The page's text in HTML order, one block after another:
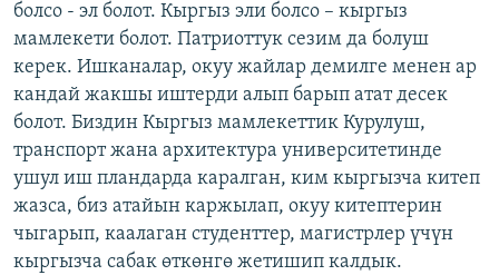
болсо - эл болот. Кыргыз эли болсо – кыргыз
мамлекети болот. Патриоттук сезим да болуш
керек. Ишканалар, окуу жайлар демилге менен ар
кандай жакшы иштерди алып барып атат десек
болот. Биздин Кыргыз мамлекеттик Курулуш,
транспорт жана архитектура университетинде
ушул иш пландарда каралган, ким кыргызча китеп
жазса, биз атайын каржылап, окуу китептерин
чыгарып, каалаган студенттер, магистрлер үчүн
кыргызча сабак өткөнгө жетишип калдык.